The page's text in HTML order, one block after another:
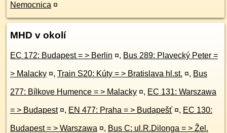
Nemocnica ¤
MHD v okolí
EC 172: Budapest = > Berlin ¤, Bus 289: Plavecký Peter =
> Malacky ¤, Train S20: Kúty = > Bratislava hl.st. ¤, Bus
277: Bílkove Humence = > Malacky ¤, EC 131: Warszawa
= > Budapest ¤, EN 477: Praha = > Budapešť ¤, EC 130:
Budapest = > Warszawa ¤, Bus C: ul.R.Dilonga = > Žel.